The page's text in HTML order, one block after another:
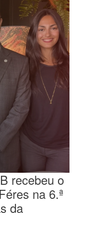
recebeu o
na 6.ª
da